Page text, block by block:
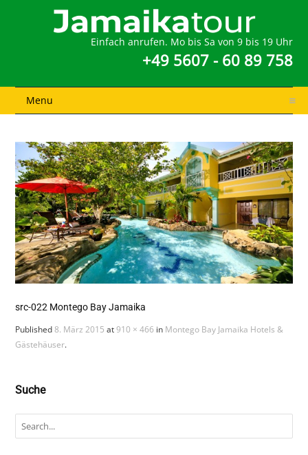
Einfach anrufen. Mo bis Sa von 9 bis 19 Uhr
+49 5607 - 60 89 758
Menu
src-022 Montego Bay Jamaika
Published8. März 2015 at910 × 466 in Montego Bay Jamaika Hotels &
Gästehäuser.
Suche